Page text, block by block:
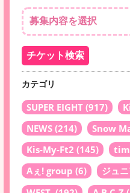
カテゴリ
SUPER EIGHT (917)
NEWS (214) Snow
Kis-My-Ft2 (145)
Aぇ! group (6) ジュ